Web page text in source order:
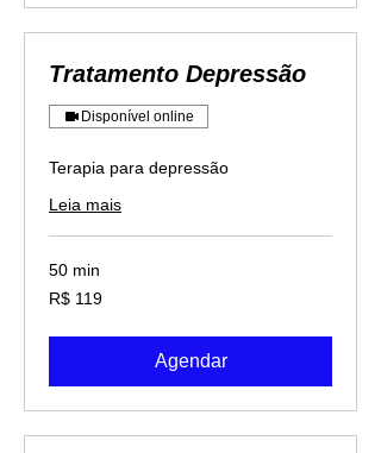
Tratamento Depressão
Disponível online
Terapia para depressão
Leia mais
50 min
119
Reais
R$ 119
Agendar